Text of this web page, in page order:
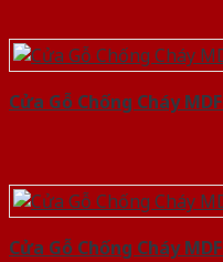
Cửa Gỗ Chống Cháy
Cửa Gỗ Chống Cháy